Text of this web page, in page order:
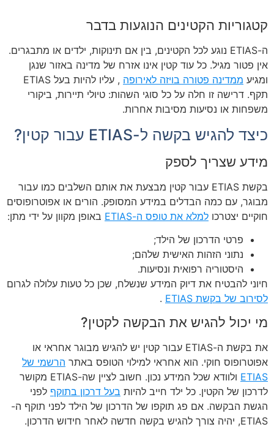
קטגוריות הקטינים הנוגעות בדבר
ה-ETIAS נוגע לכל הקטינים, בין אם תינוקות, ילדים או מתבגרים.
אין פטור מגיל. כל עוד קטין אינו אזרח של מדינה באזור שנגן
ומגיע ממדינה פטורה בויזה לאירופה
, עליו להיות בעל ETIAS
תקף. דרישה זו חלה על כל סוגי השהות: טיולי תיירות, ביקורי
משפחות או נסיעות מסיבות אחרות.
כיצד להגיש בקשה ל-ETIAS עבור קטין?
מידע שצריך לספק
בקשת ETIAS עבור קטין מבצעת את אותם השלבים כמו עבור
מבוגר, עם כמה הבדלים במידע המסופק. הורים או אפוטרופוסים
חוקיים יצטרכו למלא את טופס ה-ETIAS
באופן מקוון על ידי מתן:
פרטי הדרכון של הילד;
נתוני הזהות האישית שלהם;
היסטוריה רפואית ונסיעות.
חיוני להבטיח את דיוק המידע שנשלח, שכן כל טעות עלולה לגרום
לסירוב של בקשת ETIAS
.
מי יכול להגיש את הבקשה לקטין?
את בקשת ה-ETIAS עבור קטין יש להגיש מבוגר אחראי או
אפוטרופוס חוקי. הוא אחראי למילוי הטופס באתר הרשמי של
ETIAS
ולוודא שכל המידע נכון. חשוב לציין שה-ETIAS מקושר
לדרכון של הקטין. כל ילד חייב להיות בעל דרכון בתוקף לפני
הגשת הבקשה. אם פג תוקפו של הדרכון של הילד לפני תוקף ה-
ETIAS, יהיה צורך להגיש בקשה חדשה לאחר חידוש הדרכון.